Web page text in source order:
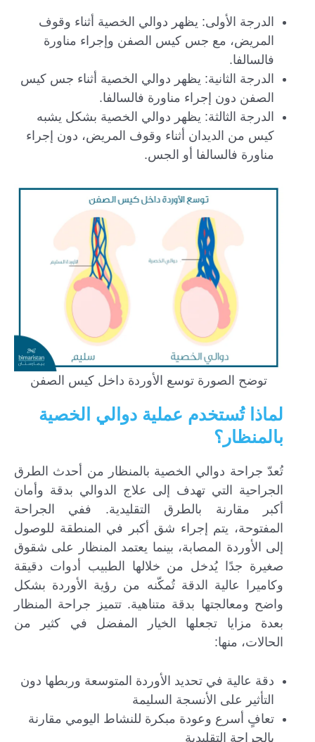
الدرجة الأولى: يظهر دوالي الخصية أثناء وقوف
المريض، مع جس كيس الصفن وإجراء مناورة
فالسالفا.
الدرجة الثانية: يظهر دوالي الخصية أثناء جس كيس
الصفن دون إجراء مناورة فالسالفا.
الدرجة الثالثة: يظهر دوالي الخصية بشكل يشبه
كيس من الديدان أثناء وقوف المريض، دون إجراء
مناورة فالسالفا أو الجس.
توضح الصورة توسع الأوردة داخل كيس الصفن
لماذا تُستخدم عملية دوالي الخصية
بالمنظار؟
تُعدّ جراحة دوالي الخصية بالمنظار من أحدث الطرق
الجراحية التي تهدف إلى علاج الدوالي بدقة وأمان
أكبر مقارنة بالطرق التقليدية. ففي الجراحة
المفتوحة، يتم إجراء شق أكبر في المنطقة للوصول
إلى الأوردة المصابة، بينما يعتمد المنظار على شقوق
صغيرة جدًا يُدخل من خلالها الطبيب أدوات دقيقة
وكاميرا عالية الدقة تُمكّنه من رؤية الأوردة بشكل
واضح ومعالجتها بدقة متناهية. تتميز جراحة المنظار
بعدة مزايا تجعلها الخيار المفضل في كثير من
الحالات، منها:
دقة عالية في تحديد الأوردة المتوسعة وربطها دون
التأثير على الأنسجة السليمة
تعافٍ أسرع وعودة مبكرة للنشاط اليومي مقارنة
بالجراحة التقليدية